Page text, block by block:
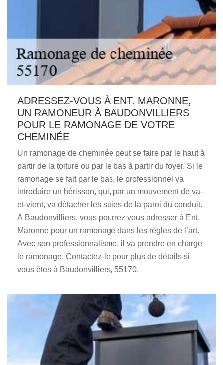
ADRESSEZ-VOUS À ENT. MARONNE,
UN RAMONEUR À BAUDONVILLIERS
POUR LE RAMONAGE DE VOTRE
CHEMINÉE
Un ramonage de cheminée peut se faire par le haut à
partir de la toiture ou par le bas à partir du foyer. Si le
ramonage se fait par le bas, le professionnel va
introduire un hérisson, qui, par un mouvement de va-
et-vient, va détacher les suies de la paroi du conduit.
À Baudonvilliers, vous pourrez vous adresser à Ent.
Maronne pour un ramonage dans les règles de l’art.
Avec son professionnalisme, il va prendre en charge
le ramonage. Contactez-le pour plus de détails si
vous êtes à Baudonvilliers, 55170.